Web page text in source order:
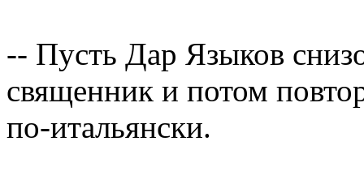
-- Пусть Дар Языков
священник и потом
по-итальянски.